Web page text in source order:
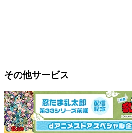
その他サービス